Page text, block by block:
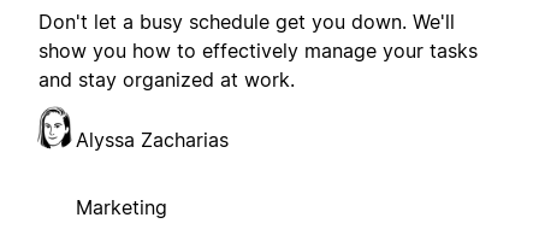
Don't let a busy schedule get you down. We'll
show you how to effectively manage your tasks
and stay organized at work.
Alyssa Zacharias
Marketing